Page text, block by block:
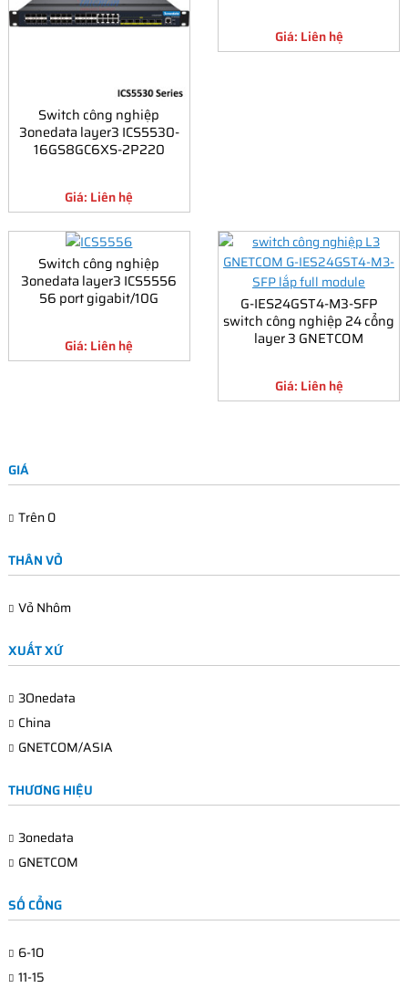
Switch công nghiệp
3onedata layer3 ICS5530-
16GS8GC6XS-2P220
Giá: Liên hệ
Giá: Liên hệ
Switch công nghiệp
3onedata layer3 ICS5556
56 port gigabit/10G
Giá: Liên hệ
G-IES24GST4-M3-SFP
switch công nghiệp 24 cổng
layer 3 GNETCOM
Giá: Liên hệ
GIÁ
Trên0
THÂN VỎ
Vỏ Nhôm
XUẤT XỨ
3Onedata
China
GNETCOM/ASIA
THƯƠNG HIỆU
3onedata
GNETCOM
SỐ CỔNG
6-10
11-15